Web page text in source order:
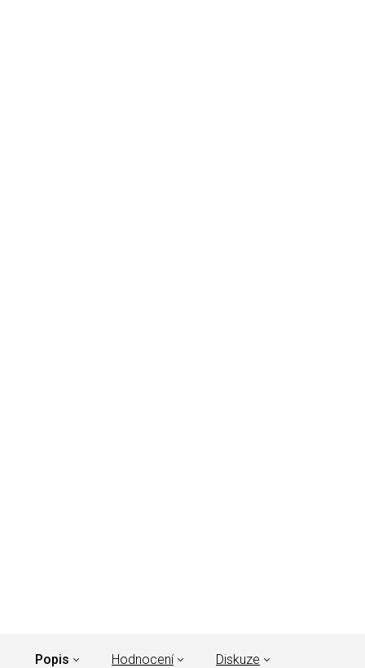
Popis Hodnocení Diskuze